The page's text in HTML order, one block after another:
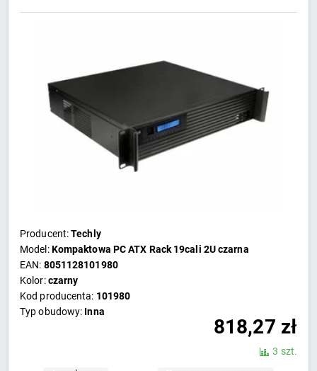
Producent:Techly
Model:Kompaktowa PC ATX Rack 19cali 2U czarna
EAN: 8051128101980
Kolor:czarny
Kod producenta: 101980
Typ obudowy: Inna
818,27 zł
3 szt.